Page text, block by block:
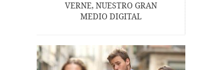
VERNE, NUESTRO GRAN
MEDIO DIGITAL